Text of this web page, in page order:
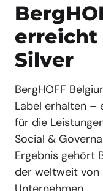
erreicht
Silver
BergHOFF
Label erhalten –
für die
Social &
Ergebnis gehört
der weltweit von